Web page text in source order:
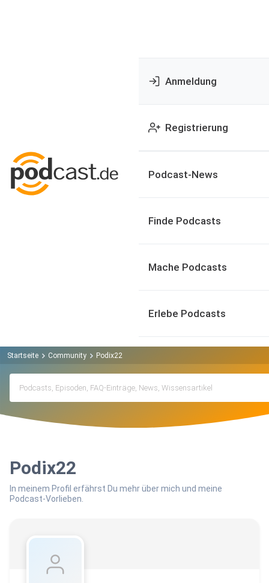
Anmeldung
Registrierung
Podcast-News
Finde Podcasts
Mache Podcasts
Erlebe Podcasts
Startseite Community Podix22
Podix22
In meinem Profil erfährst Du mehr über mich und meine
Podcast-Vorlieben.